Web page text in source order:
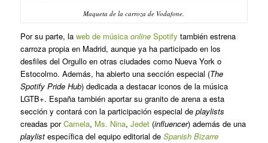
Maqueta de la carroza de Vodafone.
Por su parte, la web de música onlineSpotify también estrena
carroza propia en Madrid, aunque ya ha participado en los
desfiles del Orgullo en otras ciudades como Nueva York o
Estocolmo. Además, ha abierto una sección especial (The
Spotify Pride Hub) dedicada a destacar iconos de la música
LGTB+. España también aportar su granito de arena a esta
sección y contará con la participación especial de playlists
creadas porCamela, Ms. Nina, Jedet(influencer) además de una
playlistespecífica del equipo editorial de Spanish Bizarre